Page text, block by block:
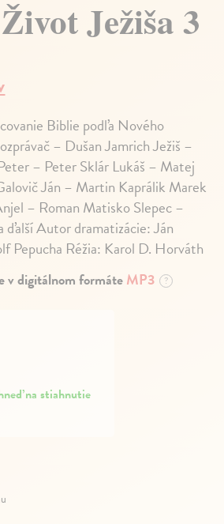
Ježiša 3
Biblie podľa Nového
– Dušan Jamrich Ježiš –
– Peter Sklár Lukáš – Matej
Ján – Martin Kaprálik Marek
– Roman Matisko Slepec –
Autor dramatizácie: Ján
Pepucha Réžia: Karol D. Horváth
v digitálnom formáteMP3 ?
na stiahnutie